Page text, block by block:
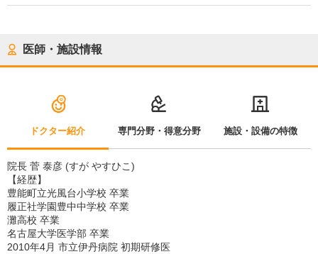
医師・施設情報
ドクター紹介 専門分野・得意分野 施設・設備の特徴
院長 菅 泰彦 (すが やすひこ)
【経歴】
豊能町立光風台小学校 卒業
履正社学園豊中中学校 卒業
灘高校 卒業
名古屋大学医学部 卒業
2010年4月 市立伊丹病院 初期研修医